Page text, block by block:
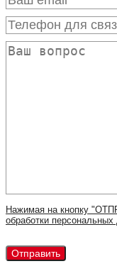
Нажимая на кнопку
обработки персональных